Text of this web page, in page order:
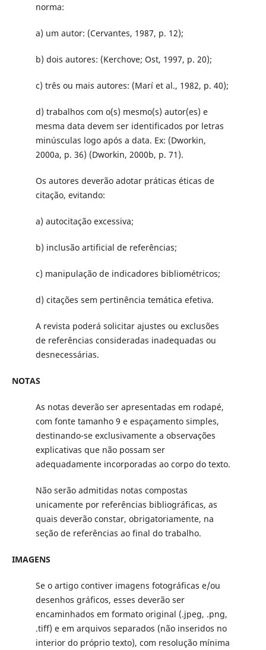
norma:
a) um autor: (Cervantes, 1987, p. 12);
b) dois autores: (Kerchove; Ost, 1997, p. 20);
c) três ou mais autores: (Marí et al., 1982, p. 40);
d) trabalhos com o(s) mesmo(s) autor(es) e
mesma data devem ser identificados por letras
minúsculas logo após a data. Ex: (Dworkin,
2000a, p. 36) (Dworkin, 2000b, p. 71).
Os autores deverão adotar práticas éticas de
citação, evitando:
a) autocitação excessiva;
b) inclusão artificial de referências;
c) manipulação de indicadores bibliométricos;
d) citações sem pertinência temática efetiva.
A revista poderá solicitar ajustes ou exclusões
de referências consideradas inadequadas ou
desnecessárias.
NOTAS
As notas deverão ser apresentadas em rodapé,
com fonte tamanho 9 e espaçamento simples,
destinando-se exclusivamente a observações
explicativas que não possam ser
adequadamente incorporadas ao corpo do texto.
Não serão admitidas notas compostas
unicamente por referências bibliográficas, as
quais deverão constar, obrigatoriamente, na
seção de referências ao final do trabalho.
IMAGENS
Se o artigo contiver imagens fotográficas e/ou
desenhos gráficos, esses deverão ser
encaminhados em formato original (.jpeg, .png,
.tiff) e em arquivos separados (não inseridos no
interior do próprio texto), com resolução mínima